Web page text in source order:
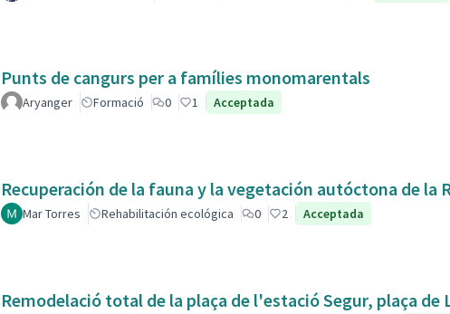
Punts de cangurs per a famílies monomarentals
Aryanger Formació 0 1 Acceptada
Recuperación de la fauna y la vegetación autóctona de la
Mar Torres Rehabilitación ecológica 0 2 Acceptada
Remodelació total de la plaça de l'estació Segur, plaça de